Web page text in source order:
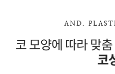
AND.
코 모양에 따라 맞
코